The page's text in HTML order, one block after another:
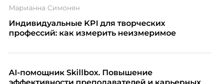
Марианна Симонян
Индивидуальные KPI для творческих
профессий: как измерить неизмеримое
AI-помощник Skillbox. Повышение